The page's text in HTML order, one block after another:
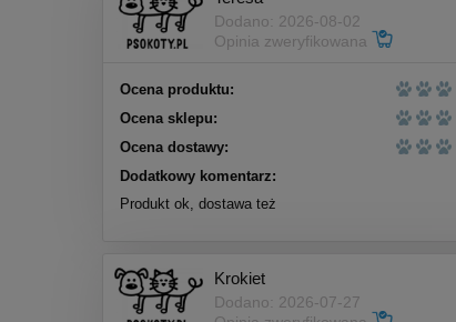
Dodano: 2026-08-02
Opinia zweryfikowana
Ocena produktu:
Ocena sklepu:
Ocena dostawy:
Dodatkowy komentarz:
Produkt ok, dostawa też
Krokiet
Dodano: 2026-07-27